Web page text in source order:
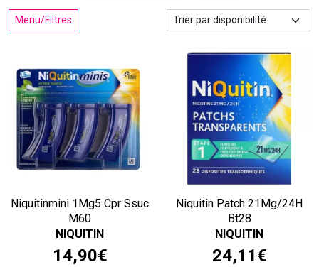
Menu/Filtres
Niquitinmini 1Mg5 Cpr Ssuc
M60
NIQUITIN
14,90€
Niquitin Patch 21Mg/24H
Bt28
NIQUITIN
24,11€